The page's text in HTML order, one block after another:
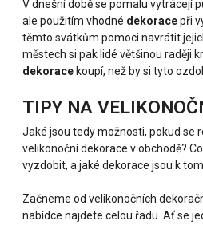
V dnešní době se pomalu vytrácejí
ale použitím vhodné dekoracepři
těmto svátkům pomoci navrátit
městech si pak lidé většinou raději
dekorace koupí, než by si tyto
TIPY NA
Jaké jsou tedy možnosti, pokud se
velikonoční dekorace v obchodě?
vyzdobit, a jaké dekorace jsou k
Začneme od velikonočních
nabídce najdete celou řadu. Ať se